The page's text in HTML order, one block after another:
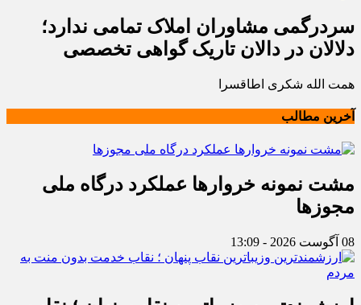
سردرگمی مشاوران املاک تمامی ندارد؛
دلالان در دالان تاریک گواهی تخصصی
همت الله شکری اطاقسرا
آخرین مطالب
مشت نمونه خروارها عملکرد درگاه ملی
مجوزها
08 آگوست 2026 - 13:09